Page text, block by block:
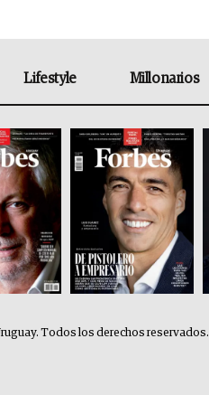
Lifestyle Millonarios
Todos los derechos reservados.